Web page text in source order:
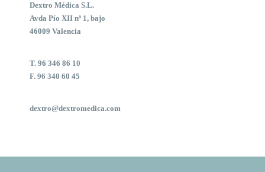
Dextro Médica S.L.
Avda Pío XII nº 1, bajo
46009 Valencia
T. 96 346 86 10
F. 96 340 60 45
dextro@dextromedica.com